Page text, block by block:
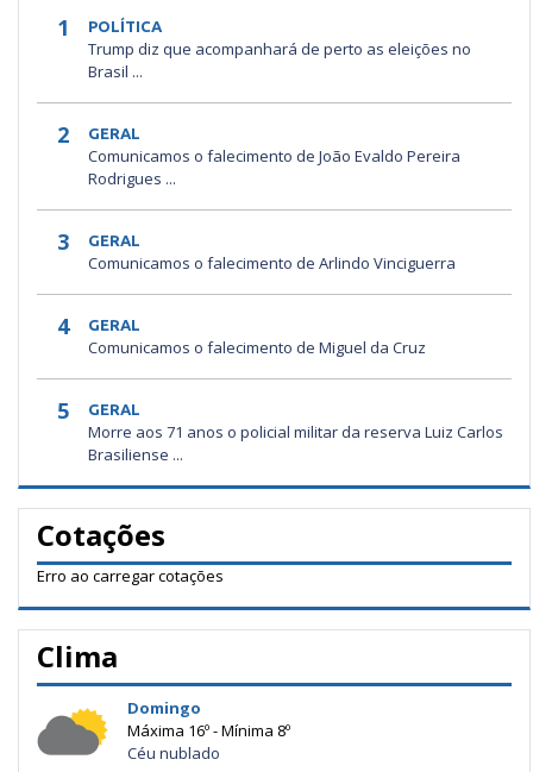
1 POLÍTICA
Trump diz que acompanhará de perto as eleições no
Brasil ...
2 GERAL
Comunicamos o falecimento de João Evaldo Pereira
Rodrigues ...
3 GERAL
Comunicamos o falecimento de Arlindo Vinciguerra
4 GERAL
Comunicamos o falecimento de Miguel da Cruz
5 GERAL
Morre aos 71 anos o policial militar da reserva Luiz Carlos
Brasiliense ...
Cotações
Erro ao carregar cotações
Clima
Domingo
Máxima 16º - Mínima 8º
Céu nublado